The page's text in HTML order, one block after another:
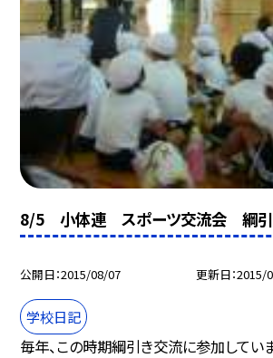
8/5 小体連 スポーツ交流会 綱引
公開日 2015/08/07 更新日 2015/
学校日記
毎年、この時期綱引き交流に参加してい